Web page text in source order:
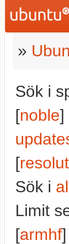
»
Sök i
[noble]
[
Sök i
Limit
[armhf